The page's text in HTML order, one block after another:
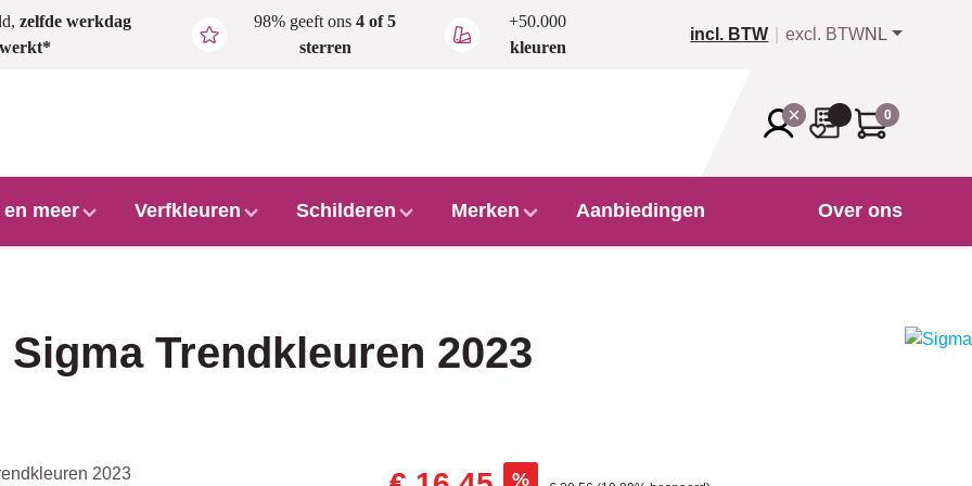
zelfde werkdag
98% geeft ons4 of 5
sterren
+50.000
kleuren
incl. BTW excl. BTWNL
0
meer Verfkleuren Schilderen Merken Aanbiedingen Over ons
Trendkleuren 2023
%